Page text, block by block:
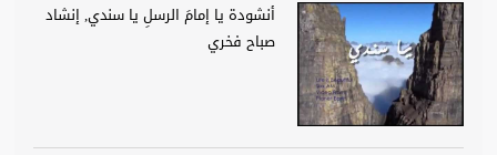
أنشودة يا إمامَ الرسلِ يا سندي, إنشاد
صباح فخري